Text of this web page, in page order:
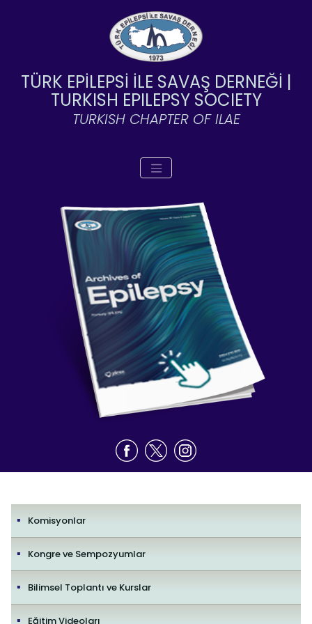
TÜRK EPİLEPSİ İLE SAVAŞ DERNEĞİ |
TURKISH EPILEPSY SOCIETY
TURKISH CHAPTER OF ILAE
Komisyonlar
Kongre ve Sempozyumlar
Bilimsel Toplantı ve Kurslar
Eğitim Videoları